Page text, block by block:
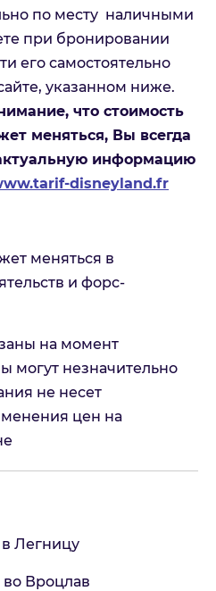
по месту наличными
при бронировании
его самостоятельно
указанном ниже.
что стоимость
меняться, Вы всегда
информацию
disneyland.fr
меняться в
и форс-
на момент
могут незначительно
не несет
цен на
Легницу
Вроцлав